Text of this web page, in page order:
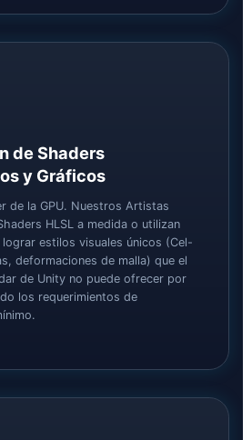
de Shaders
y Gráficos
de la GPU. Nuestros Artistas
HLSL a medida o utilizan
lograr estilos visuales únicos (Cel-
deformaciones de malla) que el
de Unity no puede ofrecer por
los requerimientos de